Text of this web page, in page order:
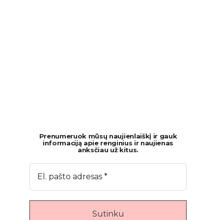
Prenumeruok mūsų naujienlaiškį ir gauk
informaciją apie renginius ir naujienas
anksčiau už kitus.